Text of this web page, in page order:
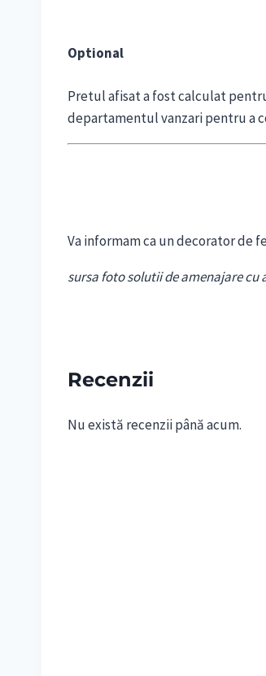
Optional
Pretul afisat a fost calculat
departamentul vanzari pentru a
Va informam ca un decorator de
sursa foto solutii de amenajare cu
Recenzii
Nu există recenzii până acum.